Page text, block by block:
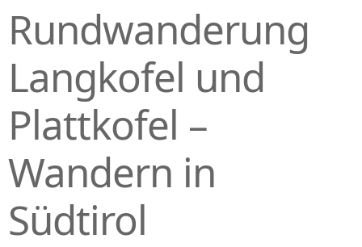
Rundwanderung
Langkofel und
Plattkofel –
Wandern in
Südtirol